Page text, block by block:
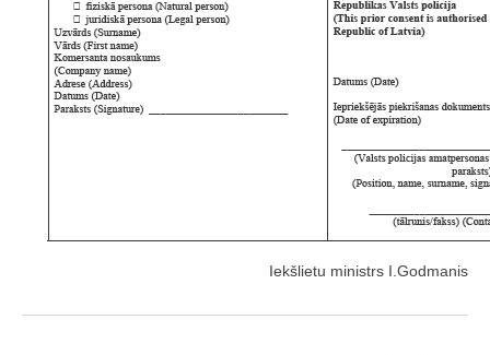
Iekšlietu ministrs I.Godmanis